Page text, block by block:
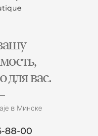
88-00
для вас.
в Минске